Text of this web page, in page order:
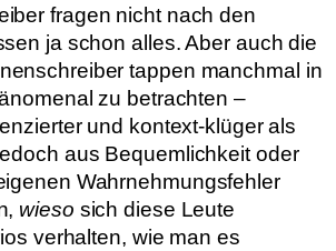
fragen nicht nach den
ja schon alles. Aber auch die
tappen manchmal in
zu betrachten –
und kontext-klüger als
aus Bequemlichkeit oder
Wahrnehmungsfehler
wieso sich diese Leute
verhalten, wie man es